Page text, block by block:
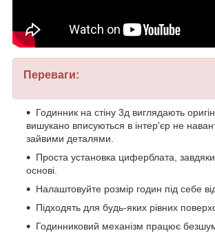
Переваги:
Годинник на стіну 3д виглядають
вишукано вписуються в інтер'єр не
зайвими деталями.
Проста установка циферблата, завдяки
основі.
Налаштовуйте розмір годин під себе
Підходять для будь-яких рівних
Годинниковий механізм працює